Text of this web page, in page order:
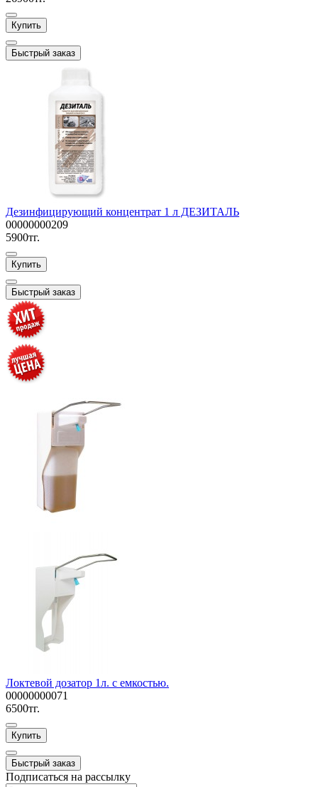
Купить
Быстрый заказ
Дезинфицирующий концентрат 1 л ДЕЗИТАЛЬ
00000000209
5900тг.
Купить
Быстрый заказ
Локтевой дозатор 1л. с емкостью.
00000000071
6500тг.
Купить
Быстрый заказ
Подписаться на рассылку